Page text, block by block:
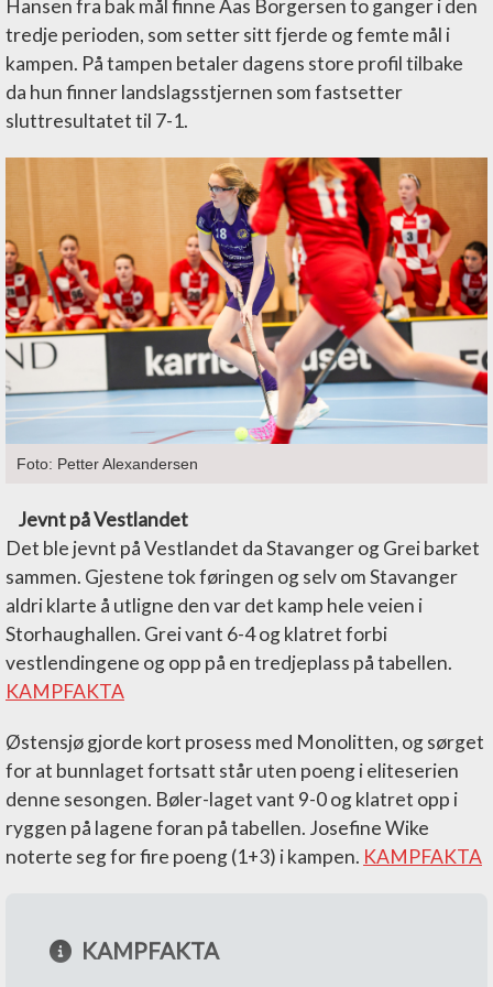
Hansen fra bak mål finne Aas Borgersen to ganger i den
tredje perioden, som setter sitt fjerde og femte mål i
kampen. På tampen betaler dagens store profil tilbake
da hun finner landslagsstjernen som fastsetter
sluttresultatet til 7-1.
Foto: Petter Alexandersen
Jevnt på Vestlandet
Det ble jevnt på Vestlandet da Stavanger og Grei barket
sammen. Gjestene tok føringen og selv om Stavanger
aldri klarte å utligne den var det kamp hele veien i
Storhaughallen. Grei vant 6-4 og klatret forbi
vestlendingene og opp på en tredjeplass på tabellen.
KAMPFAKTA
Østensjø gjorde kort prosess med Monolitten, og sørget
for at bunnlaget fortsatt står uten poeng i eliteserien
denne sesongen. Bøler-laget vant 9-0 og klatret opp i
ryggen på lagene foran på tabellen. Josefine Wike
noterte seg for fire poeng (1+3) i kampen. KAMPFAKTA
KAMPFAKTA